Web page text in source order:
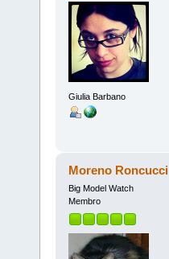
Giulia Barbano
Moreno Roncucci
Big Model Watch
Membro